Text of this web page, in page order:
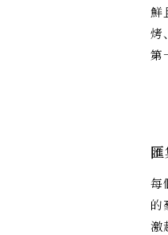
鮮
烤
第
每
的
激